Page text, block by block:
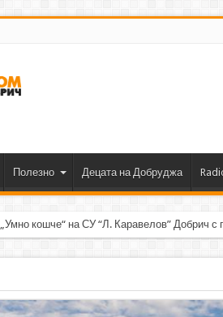
Полезно Децата на Добруджа
„Умно кошче“ на СУ “Л. Каравелов” Добрич с